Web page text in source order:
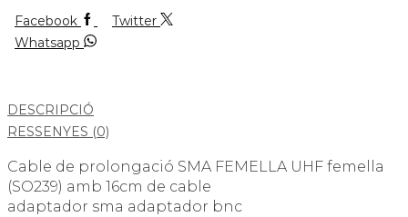
Facebook
Twitter
Whatsapp
DESCRIPCIÓ
RESSENYES (0)
Cable de prolongació SMA FEMELLA UHF femella
(SO239) amb 16cm de cable
adaptador sma adaptador bnc